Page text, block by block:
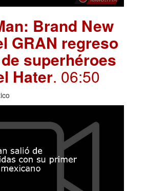
Brand New
GRAN regreso
superhéroes
Hater. 06:50